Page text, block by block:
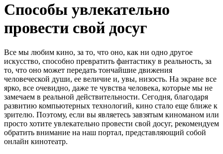
Способы увлекательно
провести свой досуг
Все мы любим кино, за то, что оно, как ни одно другое
искусство, способно превратить фантастику в реальность, за
то, что оно может передать тончайшие движения
человеческой души, ее величие и, увы, низость. На экране все
ярко, все очевидно, даже те чувства человека, которые мы не
замечаем в реальной действительности. Сегодня, благодаря
развитию компьютерных технологий, кино стало еще ближе к
зрителю. Поэтому, если вы являетесь завзятым киноманом или
просто хотите увлекательно провести свой досуг, рекомендуем
обратить внимание на наш портал, представляющий собой
онлайн кинотеатр.